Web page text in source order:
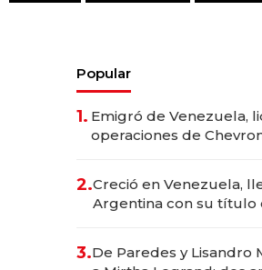
Popular
1. Emigró de Venezuela,
operaciones de
2.Creció en Venezuela,
Argentina con su título
las marcas "fast
3.De Paredes y Lisandro